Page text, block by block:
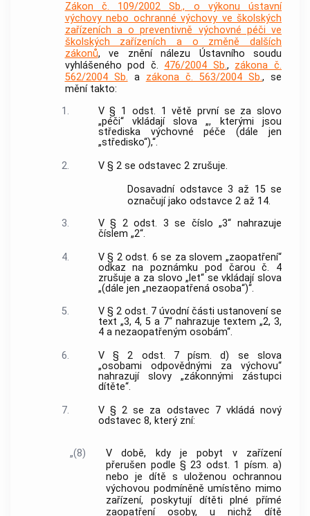
Zákon č. 109/2002 Sb., o výkonu ústavní
výchovy nebo ochranné výchovy ve školských
zařízeních a o preventivně výchovné péči ve
školských zařízeních a o změně dalších
zákonů, ve znění nálezu Ústavního soudu
vyhlášeného pod č. 476/2004 Sb., zákona č.
562/2004 Sb. a zákona č. 563/2004 Sb., se
mění takto:
1.
V § 1 odst. 1 větě první se za slovo
„péči“ vkládají slova „, kterými jsou
střediska výchovné péče (dále jen
„středisko“),“.
2.
V § 2 se odstavec 2 zrušuje.
Dosavadní odstavce 3 až 15 se
označují jako odstavce 2 až 14.
3.
V § 2 odst. 3 se číslo „3“ nahrazuje
číslem „2“.
4.
V § 2 odst. 6 se za slovem „zaopatření“
odkaz na poznámku pod čarou č. 4
zrušuje a za slovo „let“ se vkládají slova
„(dále jen „nezaopatřená osoba“)“.
5.
V § 2 odst. 7 úvodní části ustanovení se
text „3, 4, 5 a 7“ nahrazuje textem „2, 3,
4 a nezaopatřeným osobám“.
6.
V § 2 odst. 7 písm. d) se slova
„osobami odpovědnými za výchovu“
nahrazují slovy „zákonnými zástupci
dítěte“.
7.
V § 2 se za odstavec 7 vkládá nový
odstavec 8, který zní:
„(8)
V době, kdy je pobyt v zařízení
přerušen podle § 23 odst. 1 písm. a)
nebo je dítě s uloženou ochrannou
výchovou podmíněně umístěno mimo
zařízení, poskytují dítěti plné přímé
zaopatření osoby, u nichž dítě